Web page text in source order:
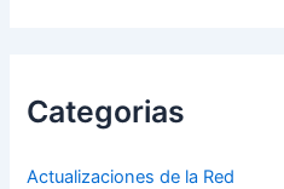
Categorias
Actualizaciones de la Red